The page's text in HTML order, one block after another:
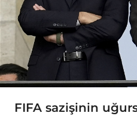
FIFA sazişinin